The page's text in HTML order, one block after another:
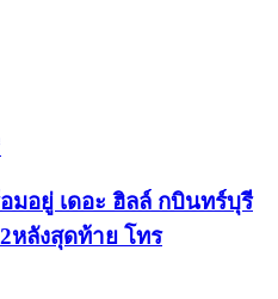
มอยู่ เดอะ ฮิลล์ กบินทร์บุรี
หลังสุดท้าย โทร